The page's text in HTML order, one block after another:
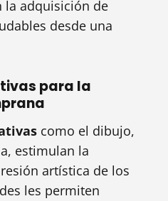
la adquisición de
desde una
para la
como el dibujo,
estimulan la
artística de los
les permiten